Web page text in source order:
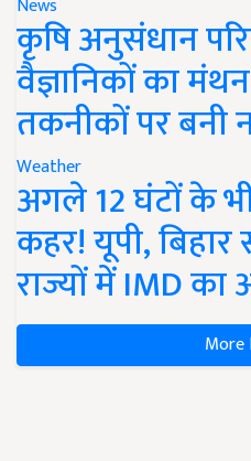
News
कृषि अनुसंधान
वैज्ञानिकों का
तकनीकों पर बनी
Weather
अगले 12 घंटों के
कहर! यूपी,
राज्यों में IMD
More